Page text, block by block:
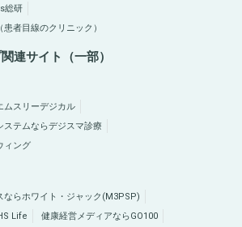
総研
者目線のクリニック）
連サイト（一部）
ムスリーデジカル
ステムならデジスマ診療
ィング
ならホワイト・ジャック(M3PSP)
Life
健康経営メディアならGO100